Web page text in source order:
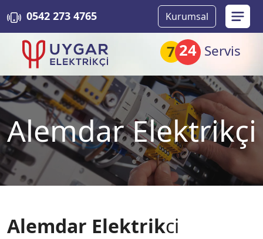
7 24 Servis
0542 273 4765 Kurumsal
Alemdar Elektrikçi
Alemdar Elektrikci